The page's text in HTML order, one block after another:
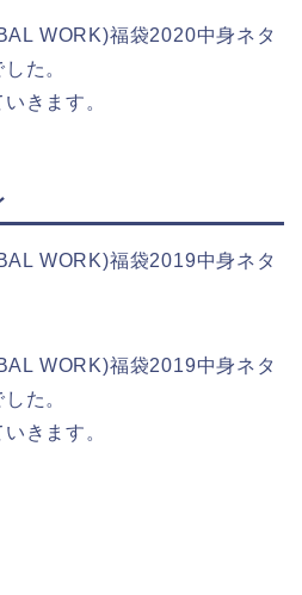
WORK)福袋2020中身ネタ
た。
きます。
WORK)福袋2019中身ネタ
WORK)福袋2019中身ネタ
た。
きます。